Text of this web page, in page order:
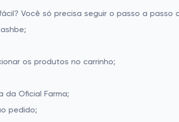
Você só precisa seguir o passo a passo
os produtos no carrinho;
da Oficial Farma;
pedido;